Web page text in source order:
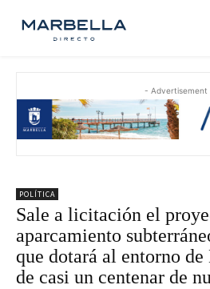
- Advertisement
POLÍTICA
Sale a licitación el
aparcamiento
que dotará al entorno
de casi un centenar de